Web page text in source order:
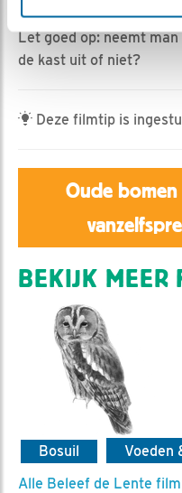
Let goed op: neemt
de kast uit of niet?
Deze filmtip is
Oude bomen
BEKIJK MEER
Bosuil Voeden
Alle Beleef de Lente